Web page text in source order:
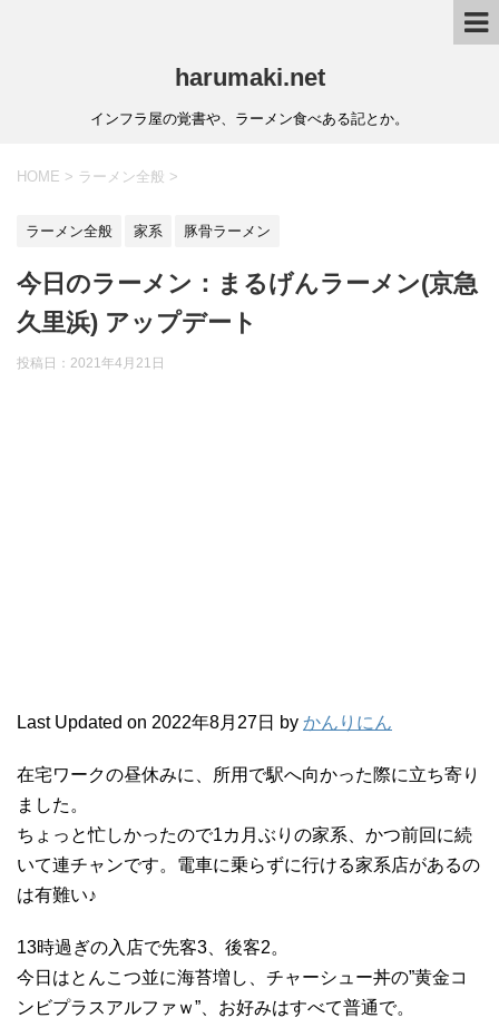
harumaki.net
インフラ屋の覚書や、ラーメン食べある記とか。
HOME > ラーメン全般 >
ラーメン全般 家系 豚骨ラーメン
今日のラーメン：まるげんラーメン(京急
久里浜) アップデート
投稿日：2021年4月21日
Last Updated on 2022年8月27日 by かんりにん
在宅ワークの昼休みに、所用で駅へ向かった際に立ち寄り
ました。
ちょっと忙しかったので1カ月ぶりの家系、かつ前回に続
いて連チャンです。電車に乗らずに行ける家系店があるの
は有難い♪
13時過ぎの入店で先客3、後客2。
今日はとんこつ並に海苔増し、チャーシュー丼の”黄金コ
ンビプラスアルファｗ”、お好みはすべて普通で。